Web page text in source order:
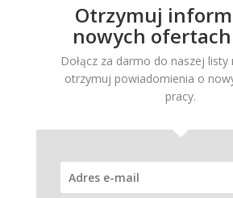
Otrzymuj
nowych
Dołącz za darmo do naszej
otrzymuj powiadomienia o
pracy.